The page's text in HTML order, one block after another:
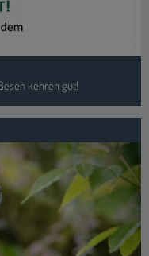
kehren gut!